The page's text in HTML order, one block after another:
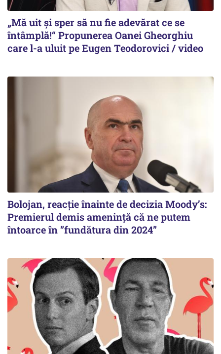
„Mă uit și sper să nu fie adevărat ce se
întâmplă!“ Propunerea Oanei Gheorghiu
care l-a uluit pe Eugen Teodorovici / video
Bolojan, reacție înainte de decizia Moody’s:
Premierul demis amenință că ne putem
întoarce în ”fundătura din 2024”